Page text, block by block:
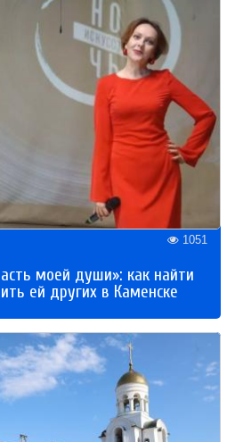
1051
моей души»: как найти
ей других в Каменске